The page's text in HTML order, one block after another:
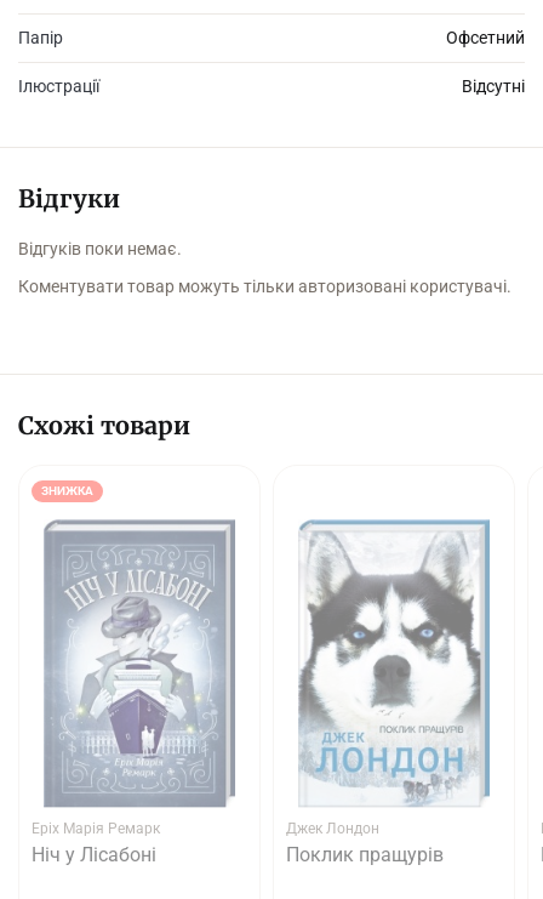
Папір Офсетний
Ілюстрації Відсутні
Відгуки
Відгуків поки немає.
Коментувати товар можуть тільки авторизовані користувачі.
Схожі товари
ЗНИЖКА
Еріх Марія Ремарк
Ніч у Лісабоні
Джек Лондон
Поклик пращурів